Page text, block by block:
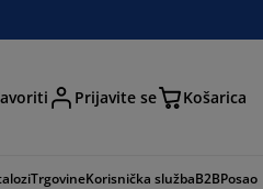
Prijavite se Košarica
TrgovineKorisnička službaB2BPosao